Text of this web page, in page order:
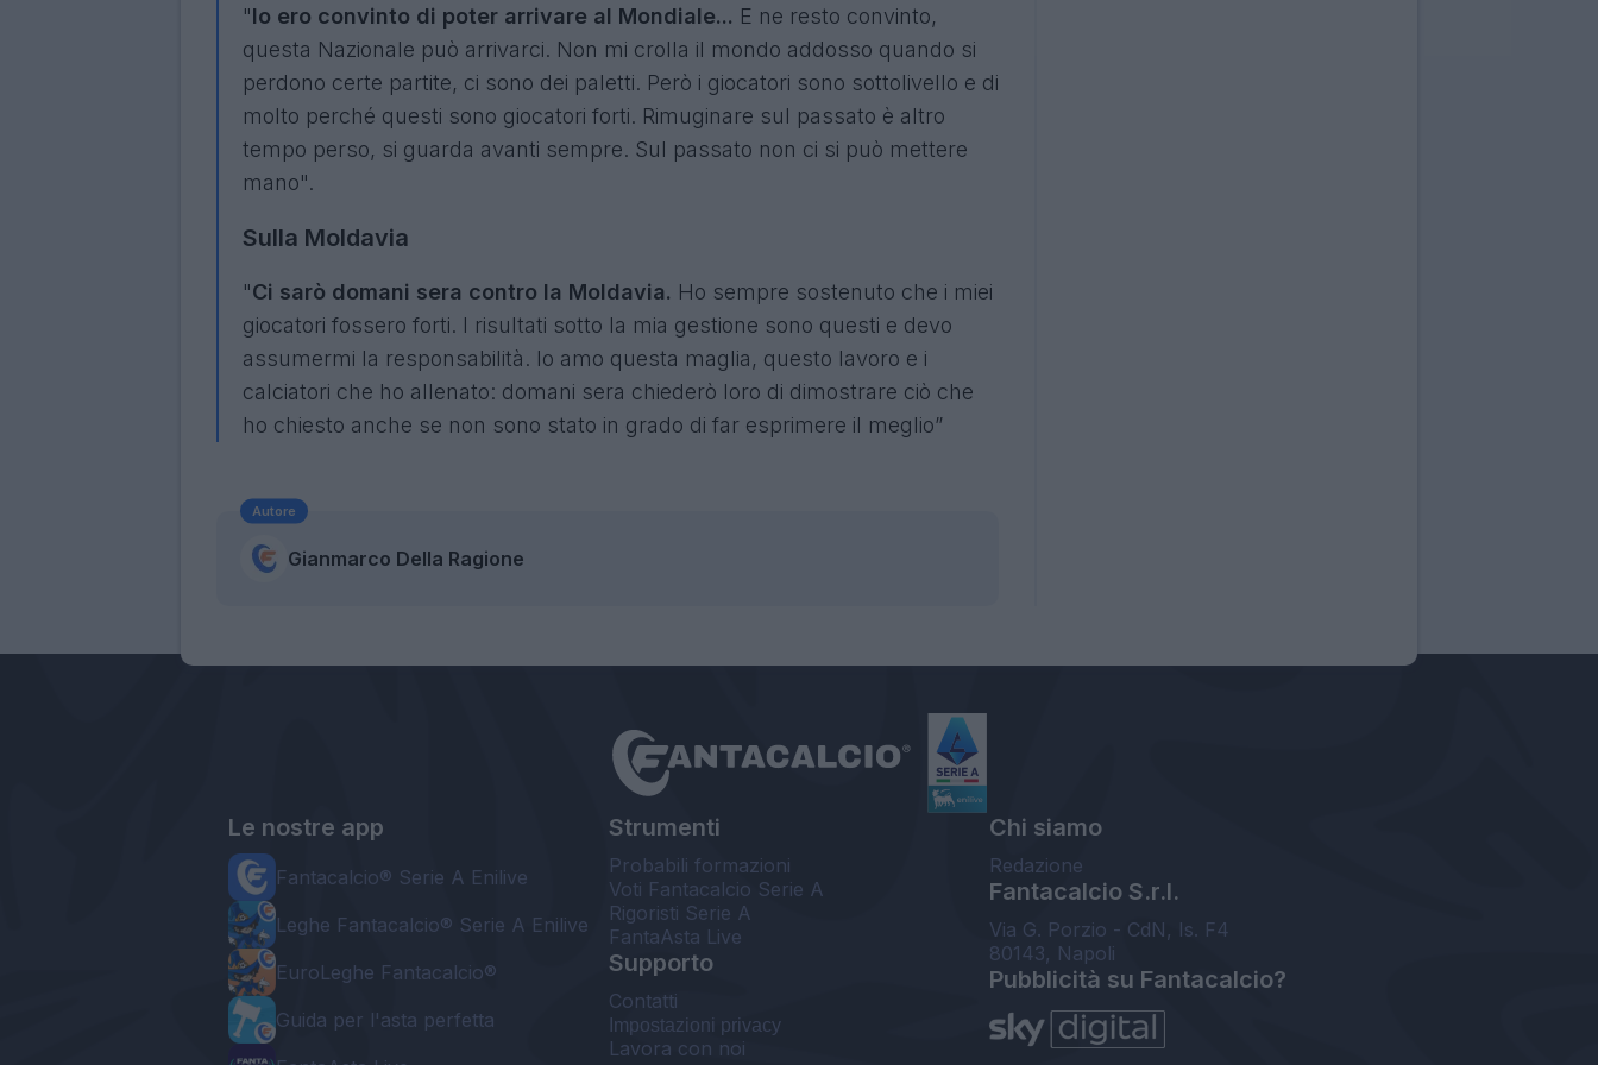
"Io ero convinto di poter arrivare al Mondiale... E ne resto convinto,
questa Nazionale può arrivarci. Non mi crolla il mondo addosso quando si
perdono certe partite, ci sono dei paletti. Però i giocatori sono sottolivello e di
molto perché questi sono giocatori forti. Rimuginare sul passato è altro
tempo perso, si guarda avanti sempre. Sul passato non ci si può mettere
mano".
Sulla Moldavia
"Ci sarò domani sera contro la Moldavia. Ho sempre sostenuto che i miei
giocatori fossero forti. I risultati sotto la mia gestione sono questi e devo
assumermi la responsabilità. Io amo questa maglia, questo lavoro e i
calciatori che ho allenato: domani sera chiederò loro di dimostrare ciò che
ho chiesto anche se non sono stato in grado di far esprimere il meglio”
Autore
Gianmarco Della Ragione
Le nostre app
Fantacalcio® Serie A Enilive
Leghe Fantacalcio® Serie A Enilive
EuroLeghe Fantacalcio®
Guida per l'asta perfetta
Strumenti
Probabili formazioni
Voti Fantacalcio Serie A
Rigoristi Serie A
FantaAsta Live
Supporto
Contatti
Impostazioni privacy
Lavora con noi
Chi siamo
Redazione
Fantacalcio S.r.l.
Via G. Porzio - CdN, Is. F4
80143, Napoli
Pubblicità su Fantacalcio?